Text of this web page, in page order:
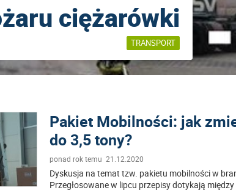
ciężarówki
TRANSPORT
Pakiet Mobilności: jak
do 3,5 tony?
ponad rok temu 21.12.2020
Dyskusja na temat tzw. pakietu mobilności w
Przegłosowane w lipcu przepisy dotykają